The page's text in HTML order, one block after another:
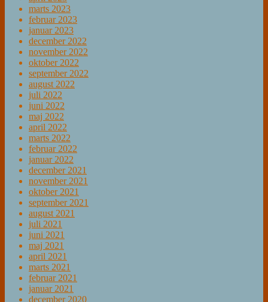
marts 2023
februar 2023
januar 2023
december 2022
november 2022
oktober 2022
september 2022
august 2022
juli 2022
juni 2022
maj 2022
april 2022
marts 2022
februar 2022
januar 2022
december 2021
november 2021
oktober 2021
september 2021
august 2021
juli 2021
juni 2021
maj 2021
april 2021
marts 2021
februar 2021
januar 2021
december 2020